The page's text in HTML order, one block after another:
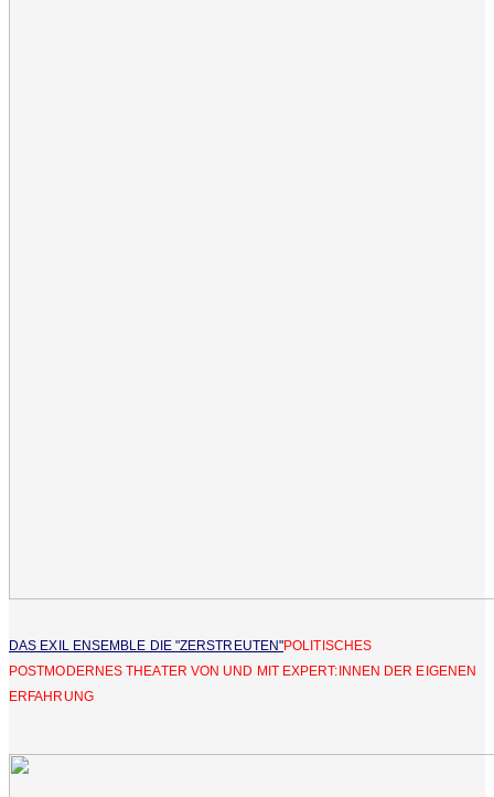
DAS EXIL ENSEMBLE DIE "ZERSTREUTEN"POLITISCHES
POSTMODERNES THEATER VON UND MIT EXPERT:INNEN DER EIGENEN
ERFAHRUNG